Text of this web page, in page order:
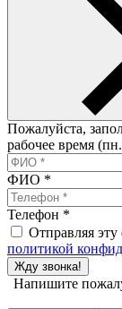
Пожалуйста,
рабочее время
ФИО *
Телефон *
Отправляя
политикой
Жду звонка!
Напишите